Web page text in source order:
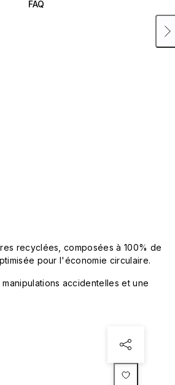
FAQ
recyclées, composées à 100% de
pour l'économie circulaire.
accidentelles et une